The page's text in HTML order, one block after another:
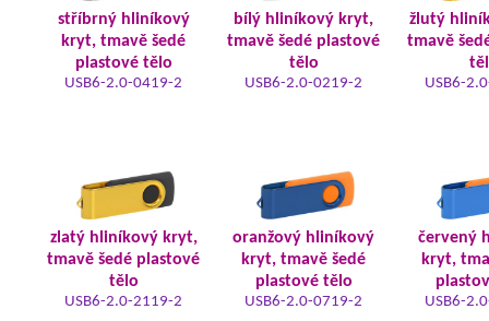
stříbrný hliníkový
kryt, tmavě šedé
plastové tělo
USB6-2.0-0419-2
bílý hliníkový kryt,
tmavě šedé plastové
tělo
USB6-2.0-0219-2
žlutý
tmavě
USB6-
zlatý hliníkový kryt,
tmavě šedé plastové
tělo
USB6-2.0-2119-2
oranžový hliníkový
kryt, tmavě šedé
plastové tělo
USB6-2.0-0719-2
červený
kryt,
USB6-